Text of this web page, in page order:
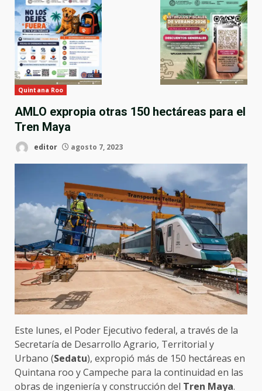
Quintana Roo
AMLO expropia otras 150 hectáreas para el
Tren Maya
editor agosto 7, 2023
Este lunes, el Poder Ejecutivo federal, a través de la
Secretaría de Desarrollo Agrario, Territorial y
Urbano (Sedatu), expropió más de 150 hectáreas en
Quintana roo y Campeche para la continuidad en las
obras de ingeniería y construcción del Tren Maya.